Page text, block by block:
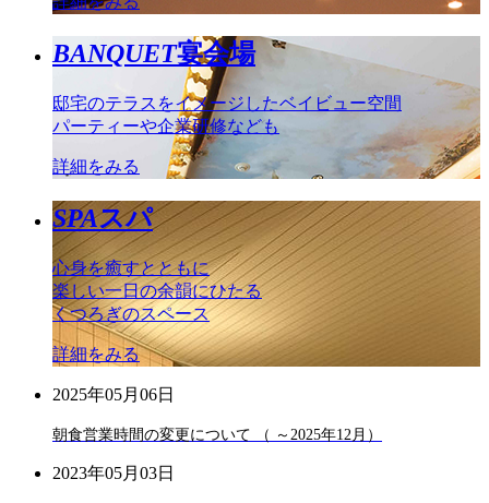
BANQUET宴会場
邸宅のテラスをイメージしたベイビュー空間
パーティーや企業研修なども
詳細をみる
SPAスパ
心身を癒すとともに
楽しい一日の余韻にひたる
くつろぎのスペース
詳細をみる
2025年05月06日
朝食営業時間の変更について （ ～2025年12月）
2023年05月03日